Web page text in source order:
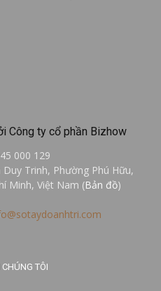
Công ty cổ phần Bizhow
000 129
Trinh, Phường Phú Hữu,
Minh, Việt Nam (Bản đồ)
TÔI